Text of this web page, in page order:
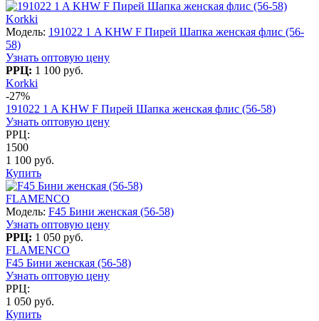
Korkki
Модель: 191022 1 A KHW F Пирей Шапка женская флис (56-
58)
Узнать оптовую цену
РРЦ: 1 100 руб.
Korkki
-27%
191022 1 A KHW F Пирей Шапка женская флис (56-58)
Узнать оптовую цену
РРЦ:
1500
1 100 руб.
Купить
FLAMENCO
Модель: F45 Бини женская (56-58)
Узнать оптовую цену
РРЦ: 1 050 руб.
FLAMENCO
F45 Бини женская (56-58)
Узнать оптовую цену
РРЦ:
1 050 руб.
Купить